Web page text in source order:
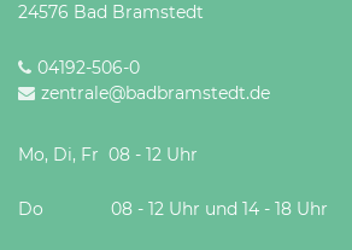
24576 Bad Bramstedt
04192-506-0
zentrale@badbramstedt.de
Mo, Di, Fr 08 - 12 Uhr
Do 08 - 12 Uhr und 14 - 18 Uhr